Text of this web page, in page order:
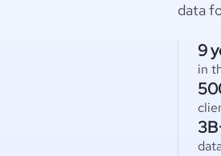
data
9
in